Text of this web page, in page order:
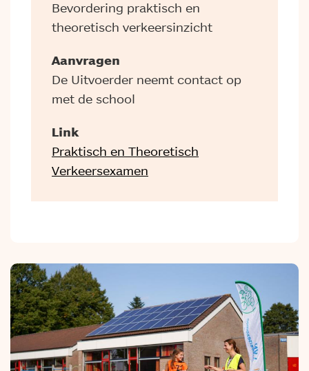
Bevordering praktisch en
theoretisch verkeersinzicht
Aanvragen
De Uitvoerder neemt contact op
met de school
Link
Praktisch en Theoretisch
Verkeersexamen